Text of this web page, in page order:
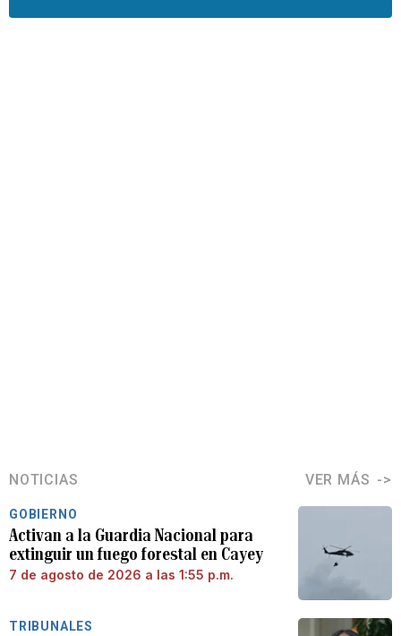
NOTICIAS VER MÁS
GOBIERNO
Activan a la Guardia Nacional para
extinguir un fuego forestal en Cayey
7 de agosto de 2026 a las 1:55 p.m.
TRIBUNALES